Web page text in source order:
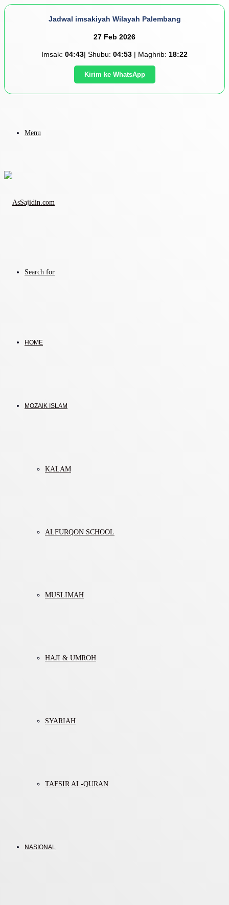
Jadwal imsakiyah Wilayah Palembang
27 Feb 2026
Imsak: 04:43| Shubu: 04:53 | Maghrib: 18:22
Kirim ke WhatsApp
Menu
Search for
HOME
MOZAIK ISLAM
KALAM
ALFURQON SCHOOL
MUSLIMAH
HAJI & UMROH
SYARIAH
TAFSIR AL-QURAN
NASIONAL